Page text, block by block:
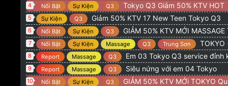
4 Nổi Bật Sự Kiện Q3 Tokyo Q3 Giảm 50% KTV HOT
5 Sự Kiện Q3 Giảm 50% KTV 17 New Teen Tokyo Q3
6 Nổi Bật Sự Kiện Q3 GIẢM 50% KTV MỚI
7 Nổi Bật Sự Kiện Massage Q3 Trung Sơn TOKYO + LQP
8 Report Massage Q3 Em 03 Tokyo Q3 service đỉnh
9 Report Massage Q3 Siêu nứng với em 04 Tokyo
10 Nổi Bật Sự Kiện Q3 GIẢM 50% KTV MỚi TOKYO